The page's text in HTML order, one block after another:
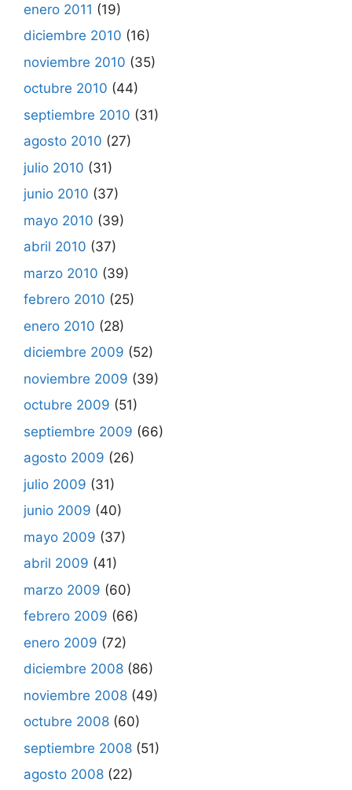
enero 2011 (19)
diciembre 2010 (16)
noviembre 2010 (35)
octubre 2010 (44)
septiembre 2010 (31)
agosto 2010 (27)
julio 2010 (31)
junio 2010 (37)
mayo 2010 (39)
abril 2010 (37)
marzo 2010 (39)
febrero 2010 (25)
enero 2010 (28)
diciembre 2009 (52)
noviembre 2009 (39)
octubre 2009 (51)
septiembre 2009 (66)
agosto 2009 (26)
julio 2009 (31)
junio 2009 (40)
mayo 2009 (37)
abril 2009 (41)
marzo 2009 (60)
febrero 2009 (66)
enero 2009 (72)
diciembre 2008 (86)
noviembre 2008 (49)
octubre 2008 (60)
septiembre 2008 (51)
agosto 2008 (22)